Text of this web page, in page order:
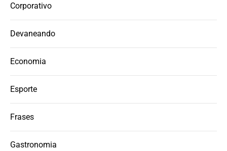
Corporativo
Devaneando
Economia
Esporte
Frases
Gastronomia